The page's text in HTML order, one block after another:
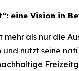
eine Vision in
mehr als nur die
und nutzt seine